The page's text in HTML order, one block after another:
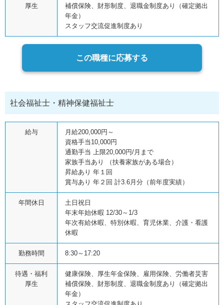
厚生
補償保険、財形制度、退職金制度あり（確定拠出
年金）
スタッフ交流促進制度あり
この職種に応募する
社会福祉士・精神保健福祉士
給与
月給200,000円～
資格手当10,000円
通勤手当 上限20,000円/月まで
家族手当あり （扶養家族がある場合）
昇給あり 年１回
賞与あり 年２回 計3.6月分（前年度実績）
年間休日
土日祝日
年末年始休暇 12/30～1/3
年次有給休暇、特別休暇、育児休業、介護・看護
休暇
勤務時間 8:30～17:20
待遇・福利
厚生
健康保険、厚生年金保険、雇用保険、労働者災害
補償保険、財形制度、退職金制度あり（確定拠出
年金）